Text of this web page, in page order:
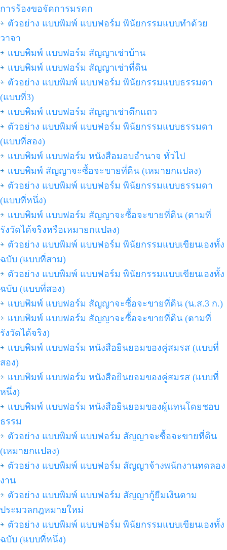
การร้องขอจัดการมรดก
ตัวอย่าง แบบพิมพ์ แบบฟอร์ม พินัยกรรมแบบทำด้วย
วาจา
แบบพิมพ์ แบบฟอร์ม สัญญาเช่าบ้าน
แบบพิมพ์ แบบฟอร์ม สัญญาเช่าที่ดิน
ตัวอย่าง แบบพิมพ์ แบบฟอร์ม พินัยกรรมแบบธรรมดา
(แบบที่3)
แบบพิมพ์ แบบฟอร์ม สัญญาเช่าตึกแถว
ตัวอย่าง แบบพิมพ์ แบบฟอร์ม พินัยกรรมแบบธรรมดา
(แบบที่สอง)
แบบพิมพ์ แบบฟอร์ม หนังสือมอบอำนาจ ทั่วไป
แบบพิมพ์ สัญญาจะซื้อจะขายที่ดิน (เหมายกแปลง)
ตัวอย่าง แบบพิมพ์ แบบฟอร์ม พินัยกรรมแบบธรรมดา
(แบบที่หนึ่ง)
แบบพิมพ์ แบบฟอร์ม สัญญาจะซื้อจะขายที่ดิน (ตามที่
รังวัดได้จริงหรือเหมายกแปลง)
ตัวอย่าง แบบพิมพ์ แบบฟอร์ม พินัยกรรมแบบเขียนเองทั้ง
ฉบับ (แบบที่สาม)
ตัวอย่าง แบบพิมพ์ แบบฟอร์ม พินัยกรรมแบบเขียนเองทั้ง
ฉบับ (แบบที่สอง)
แบบพิมพ์ แบบฟอร์ม สัญญาจะซื้อจะขายที่ดิน (น.ส.3 ก.)
แบบพิมพ์ แบบฟอร์ม สัญญาจะซื้อจะขายที่ดิน (ตามที่
รังวัดได้จริง)
แบบพิมพ์ แบบฟอร์ม หนังสือยินยอมของคู่สมรส (แบบที่
สอง)
แบบพิมพ์ แบบฟอร์ม หนังสือยินยอมของคู่สมรส (แบบที่
หนึ่ง)
แบบพิมพ์ แบบฟอร์ม หนังสือยินยอมของผู้แทนโดยชอบ
ธรรม
ตัวอย่าง แบบพิมพ์ แบบฟอร์ม สัญญาจะซื้อจะขายที่ดิน
(เหมายกแปลง)
ตัวอย่าง แบบพิมพ์ แบบฟอร์ม สัญญาจ้างพนักงานทดลอง
งาน
ตัวอย่าง แบบพิมพ์ แบบฟอร์ม สัญญากู้ยืมเงินตาม
ประมวลกฎหมายใหม่
ตัวอย่าง แบบพิมพ์ แบบฟอร์ม พินัยกรรมแบบเขียนเองทั้ง
ฉบับ (แบบที่หนึ่ง)